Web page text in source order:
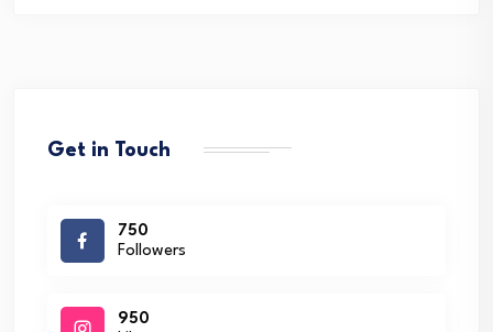
Get in Touch
750
Followers
950